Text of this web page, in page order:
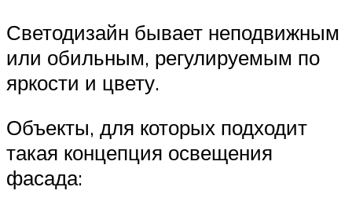
Светодизайн бывает неподвижным
или обильным, регулируемым по
яркости и цвету.
Объекты, для которых подходит
такая концепция освещения
фасада: